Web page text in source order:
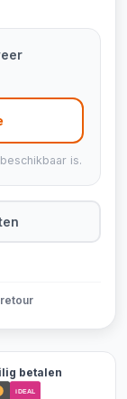
is.
betalen
iDEAL